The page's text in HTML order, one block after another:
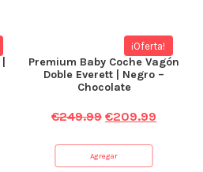
¡Oferta!
Premium Baby Coche Vagón
Doble Everett | Negro –
Chocolate
€249.99 €209.99
Agregar